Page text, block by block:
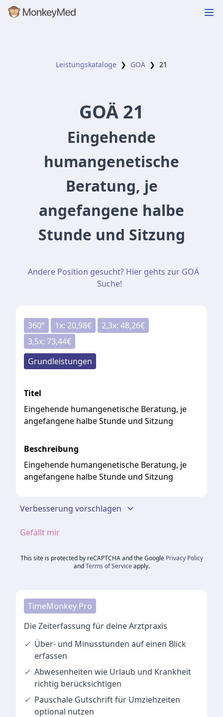
Leistungskataloge ❯ GOÄ ❯ 21
GOÄ 21
Eingehende
humangenetische
Beratung, je
angefangene halbe
Stunde und Sitzung
Andere Position gesucht? Hier gehts zur GOÄ
Suche!
360° 1x: 20,98€ 2,3x: 48,26€
3,5x: 73,44€
Grundleistungen
Titel
Eingehende humangenetische Beratung, je
angefangene halbe Stunde und Sitzung
Beschreibung
Eingehende humangenetische Beratung, je
angefangene halbe Stunde und Sitzung
Verbesserung vorschlagen
Gefällt mir
This site is protected by reCAPTCHA and the Google Privacy Policy
and Terms of Service apply.
TimeMonkey Pro
Die Zeiterfassung für deine Arztpraxis
✓ Über- und Minusstunden auf einen Blick
erfassen
✓ Abwesenheiten wie Urlaub und Krankheit
richtig berücksichtigen
✓ Pauschale Gutschriftfür Umziehzeiten
optional nutzen